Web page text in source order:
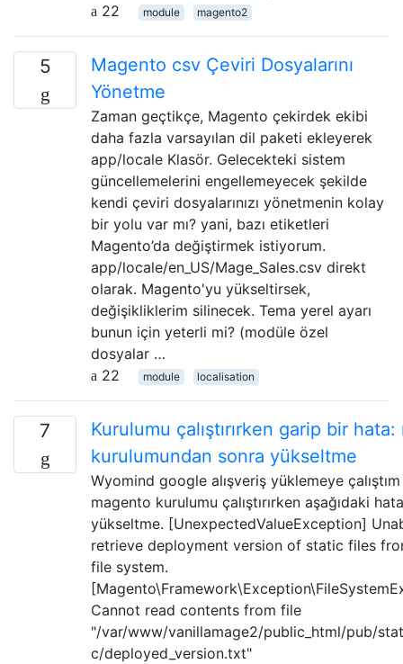
22
module magento2
5
Magento csv Çeviri Dosyalarını
Yönetme
Zaman geçtikçe, Magento çekirdek ekibi
daha fazla varsayılan dil paketi ekleyerek
app/locale Klasör. Gelecekteki sistem
güncellemelerini engellemeyecek şekilde
kendi çeviri dosyalarınızı yönetmenin kolay
bir yolu var mı? yani, bazı etiketleri
Magento’da değiştirmek istiyorum.
app/locale/en_US/Mage_Sales.csv direkt
olarak. Magento'yu yükseltirsek,
değişikliklerim silinecek. Tema yerel ayarı
bunun için yeterli mi? (modüle özel
dosyalar …
22
module localisation
7
Kurulumu çalıştırırken garip bir
kurulumundan sonra yükseltme
Wyomind google alışveriş yüklemeye
magento kurulumu çalıştırırken aşağıdaki
yükseltme. [UnexpectedValueException]
retrieve deployment version of static files
file system.
Cannot read contents from file
"/var/www/vanillamage2/public_html/pub/
c/deployed_version.txt"